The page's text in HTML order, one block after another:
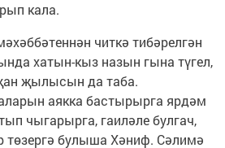
кала.
читкә тибәрелгән
хатын-кыз назын гына түгел,
җылысын да таба.
аякка бастырырга ярдәм
чыгарырга, гаиләле булгач,
төзергә булыша Хәниф. Сәлимә